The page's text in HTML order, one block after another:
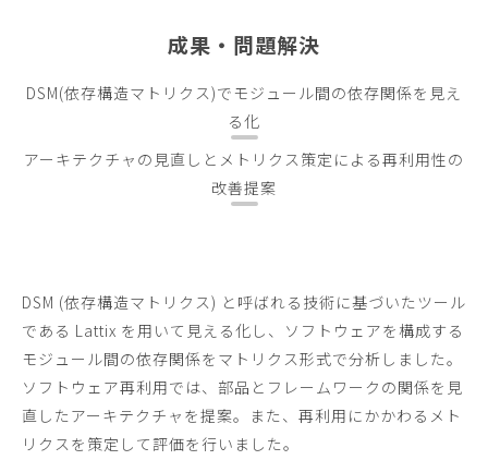
成果・問題解決
DSM(依存構造マトリクス)でモジュール間の依存関係を見え
る化
アーキテクチャの見直しとメトリクス策定による再利用性の
改善提案
DSM (依存構造マトリクス) と呼ばれる技術に基づいたツール
である Lattix を用いて見える化し、ソフトウェアを構成する
モジュール間の依存関係をマトリクス形式で分析しました。
ソフトウェア再利用では、部品とフレームワークの関係を見
直したアーキテクチャを提案。また、再利用にかかわるメト
リクスを策定して評価を行いました。